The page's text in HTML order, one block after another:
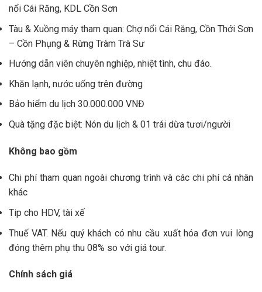
nổi Cái Răng, KDL Cồn Sơn
Tàu & Xuồng máy tham quan: Chợ nổi Cái Răng, Cồn Thới Sơn
– Cồn Phụng & Rừng Tràm Trà Sư
Hướng dẫn viên chuyên nghiệp, nhiệt tình, chu đáo.
Khăn lạnh, nước uống trên đường
Bảo hiểm du lịch 30.000.000 VNĐ
Quà tặng đặc biệt: Nón du lịch & 01 trái dừa tươi/người
Không bao gồm
Chi phí tham quan ngoài chương trình và các chi phí cá nhân
khác
Tip cho HDV, tài xế
Thuế VAT. Nếu quý khách có nhu cầu xuất hóa đơn vui lòng
đóng thêm phụ thu 08% so với giá tour.
Chính sách giá